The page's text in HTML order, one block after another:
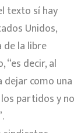
texto sí hay
Unidos,
la libre
decir, al
dejar como una
partidos y no